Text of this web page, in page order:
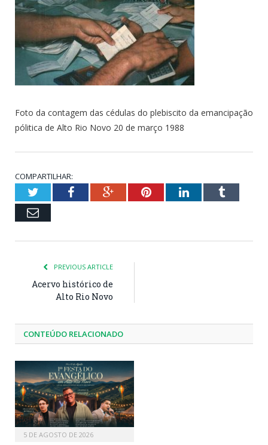
Foto da contagem das cédulas do plebiscito da emancipação
pólitica de Alto Rio Novo 20 de março 1988
COMPARTILHAR:
TwitterFacebookGoogle+PinterestLinkedInTumblr
Email
PREVIOUS ARTICLE
Acervo histórico de
Alto Rio Novo
CONTEÚDO RELACIONADO
5 DE AGOSTO DE 2026